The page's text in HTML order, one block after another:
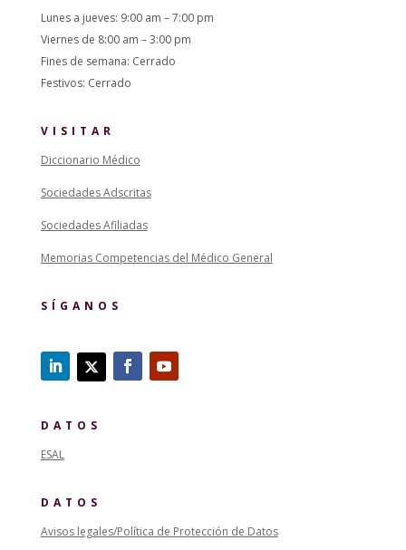
Lunes a jueves: 9:00 am – 7:00 pm
Viernes de 8:00 am – 3:00 pm
Fines de semana: Cerrado
Festivos: Cerrado
VISITAR
Diccionario Médico
Sociedades Adscritas
Sociedades Afiliadas
Memorias Competencias del Médico General
SÍGANOS
DATOS
ESAL
DATOS
Avisos legales/Política de Protección de Datos